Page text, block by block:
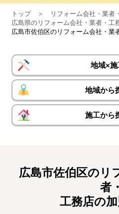
トップ
リフォーム会社・業者
広島県のリフォーム会社・業者・工
広島市佐伯区のリフォーム会社・業
地域×施
地域から
施工から
広島市佐伯区のリ
者・
工務店の